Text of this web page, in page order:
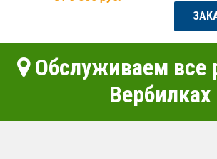
Обслуживаем все
Вербилках